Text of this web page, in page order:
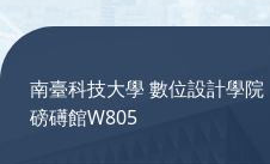
南臺科技大學 數位設計學院
磅礡館W805